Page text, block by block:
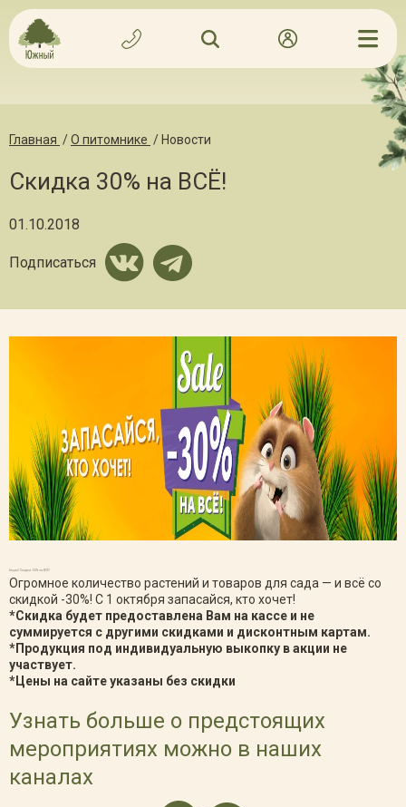
Главная /О питомнике / Новости
Скидка 30% на ВСЁ!
01.10.2018
Подписаться
Акция! Скидка -30% на ВСЁ!
Огромное количество растений и товаров для сада — и всё со
скидкой -30%! С 1 октября запасайся, кто хочет!
*Скидка будет предоставлена Вам на кассе и не
суммируется с другими скидками и дисконтным картам.
*Продукция под индивидуальную выкопку в акции не
участвует.
*Цены на сайте указаны без скидки
Узнать больше о предстоящих
мероприятиях можно в наших
каналах